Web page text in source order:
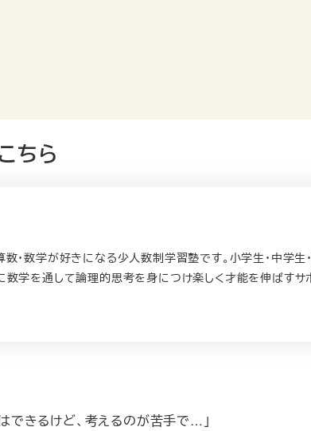
ちら
・数学が好きになる少人数制学習塾です。小学生・中学生
数学を通して論理的思考を身につけ楽しく才能を伸ばす
できるけど、考えるのが苦手で…」